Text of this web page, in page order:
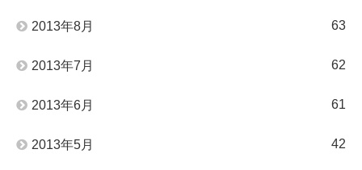
2013年8月 63
2013年7月 62
2013年6月 61
2013年5月 42